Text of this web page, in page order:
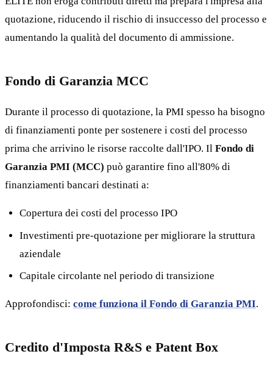
quotazione, riducendo il rischio di insuccesso del processo e
aumentando la qualità del documento di ammissione.
Fondo di Garanzia MCC
Durante il processo di quotazione, la PMI spesso ha bisogno
di finanziamenti ponte per sostenere i costi del processo
prima che arrivino le risorse raccolte dall'IPO. Il Fondo di
Garanzia PMI (MCC) può garantire fino all'80% di
finanziamenti bancari destinati a:
Copertura dei costi del processo IPO
Investimenti pre-quotazione per migliorare la struttura
aziendale
Capitale circolante nel periodo di transizione
Approfondisci: come funziona il Fondo di Garanzia PMI.
Credito d'Imposta R&S e Patent Box